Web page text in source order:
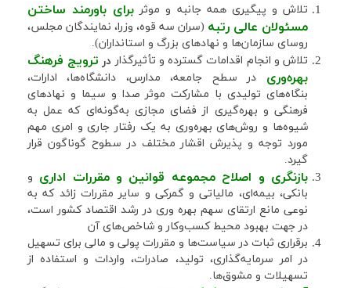
تلاش و پیگیری همه جانبه و موثر برای باورمند ساختن
مسئولان عالی رتبه (سران سه قوه، وزرا، نمایندگان مجلس،
روسای سازمان‌ها و نهادهای بزرگ و استانداران).
تلاش و انجام اقدامات گسترده و تأثیرگذار در ترویج فرهنگ
بهره‌وری در سطح جامعه، مدارس، دانشگاه‌ها، ادارات،
بنگاه‌های تولیدی با مشارکت موثر صدا و سیما و نهادهای
فرهنگی و بهره‌گیری از فضای مجازی به‌گونه‌ای که عمل به
شیوه‌ها و روش‌های بهره‌وری به یک رفتار جاری و امری مهم
مورد توجه و پذیرش اقشار مختلف در سطوح گوناگون قرار
گیرد.
بازنگری و اصلاح مجموعه قوانین و مقررات اداری و
بانکی، بیمه‌ای، مالیاتی و گمرکی و سایر مقررات زائد که به
نوعی مانع ارتقای سهم بهره وری در رشد اقتصاد کشور است،
در جهت بهبود محیط کسب‌و‌کار و شاخص‌های آن
برقراری ثبات در سیاست‌ها و مقررات پولی و مالی برای تسهیل
در امر سرمایه‌گذاری، تولید، صادرات، واردات و استفاده از
تسهیلات و مشوق‌ها.